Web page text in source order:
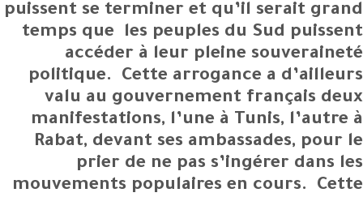
puissent se terminer et qu’il serait grand
temps que les peuples du Sud puissent
accéder à leur pleine souveraineté
politique. Cette arrogance a d’ailleurs
valu au gouvernement français deux
manifestations, l’une à Tunis, l’autre à
Rabat, devant ses ambassades, pour le
prier de ne pas s’ingérer dans les
mouvements populaires en cours. Cette